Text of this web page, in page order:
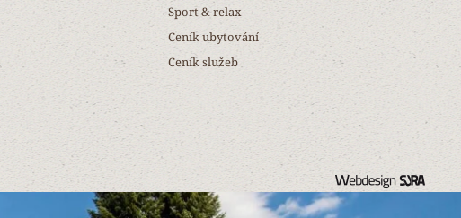
Sport & relax
Ceník ubytování
Ceník služeb